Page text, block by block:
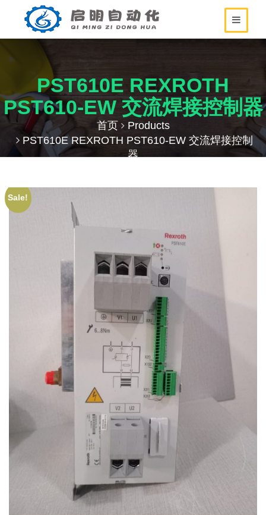
PST610E REXROTH
PST610-EW 交流焊接控制器
首页
Products
PST610E REXROTH PST610-EW 交流焊接控制
器
Sale!